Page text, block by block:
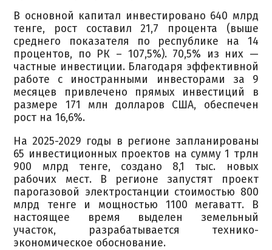
В основной капитал инвестировано 640 млрд
тенге, рост составил 21,7 процента (выше
среднего показателя по республике на 14
процентов, по РК – 107,5%). 70,5% из них —
частные инвестиции. Благодаря эффективной
работе с иностранными инвесторами за 9
месяцев привлечено прямых инвестиций в
размере 171 млн долларов США, обеспечен
рост на 16,6%.
На 2025-2029 годы в регионе запланированы
65 инвестиционных проектов на сумму 1 трлн
900 млрд тенге, создано 8,1 тыс. новых
рабочих мест. В регионе запустят проект
парогазовой электростанции стоимостью 800
млрд тенге и мощностью 1100 мегаватт. В
настоящее время выделен земельный
участок, разрабатывается технико-
экономическое обоснование.